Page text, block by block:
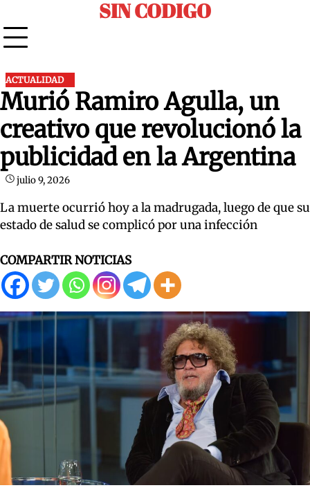
to
content
SIN CODIGO
ACTUALIDAD
Murió Ramiro Agulla, un
creativo que revolucionó la
publicidad en la Argentina
julio 9, 2026
La muerte ocurrió hoy a la madrugada, luego de que su
estado de salud se complicó por una infección
COMPARTIR NOTICIAS